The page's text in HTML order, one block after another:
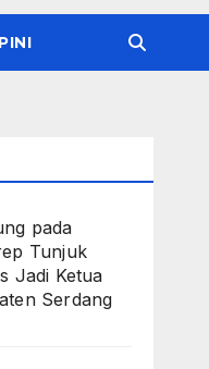
pada
Tunjuk
Jadi Ketua
Serdang